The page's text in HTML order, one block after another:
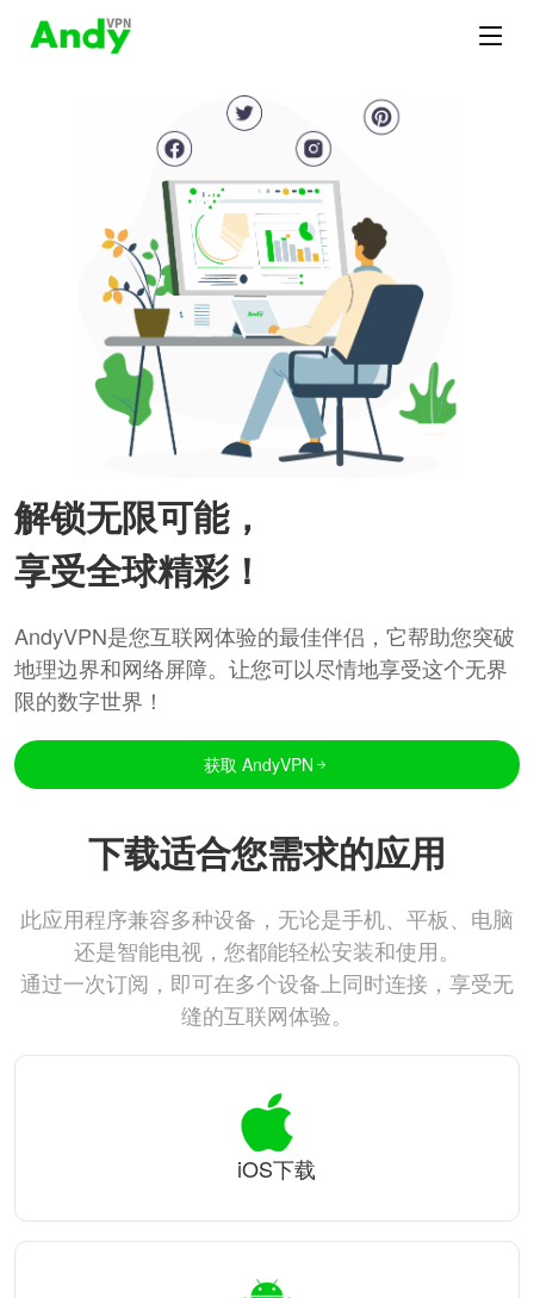
解锁无限可能，
享受全球精彩！
AndyVPN是您互联网体验的最佳伴侣，它帮助您突破
地理边界和网络屏障。让您可以尽情地享受这个无界
限的数字世界！
获取 AndyVPN
下载适合您需求的应用
此应用程序兼容多种设备，无论是手机、平板、电脑
还是智能电视，您都能轻松安装和使用。
通过一次订阅，即可在多个设备上同时连接，享受无
缝的互联网体验。
iOS下载